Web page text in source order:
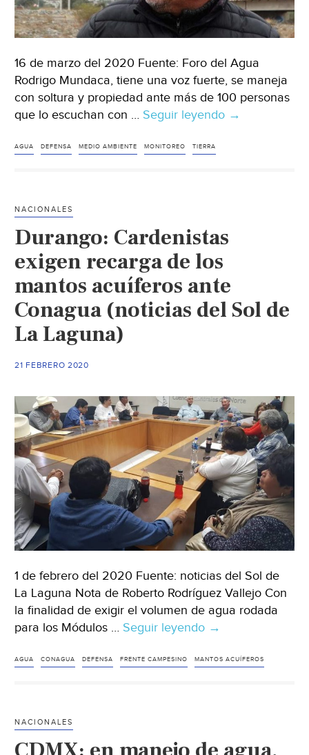
16 de marzo del 2020 Fuente: Foro del Agua
Rodrigo Mundaca, tiene una voz fuerte, se maneja
con soltura y propiedad ante más de 100 personas
que lo escuchan con … Seguir leyendo Chile:
en
el
→
AGUA DEFENSA MEDIO AMBIENTE MONITOREO TIERRA
NACIONALES
Durango: Cardenistas
exigen recarga de los
mantos acuíferos ante
Conagua (noticias del Sol de
La Laguna)
21 FEBRERO 2020
1 de febrero del 2020 Fuente: noticias del Sol de
La Laguna Nota de Roberto Rodríguez Vallejo Con
la finalidad de exigir el volumen de agua rodada
para los Módulos … Seguir leyendo Durango:
exigen
acuíferos
→
AGUA CONAGUA DEFENSA FRENTE CAMPESINO MANTOS ACUÍFEROS
NACIONALES